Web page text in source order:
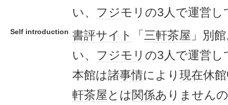
い、 フジモリの3人で運営し
Self introduction 書評サイト 「 三軒茶屋 」別
い、 フジモリ の3人で運営し
本館は諸事情により 現在休
軒茶屋 とは関係ありません